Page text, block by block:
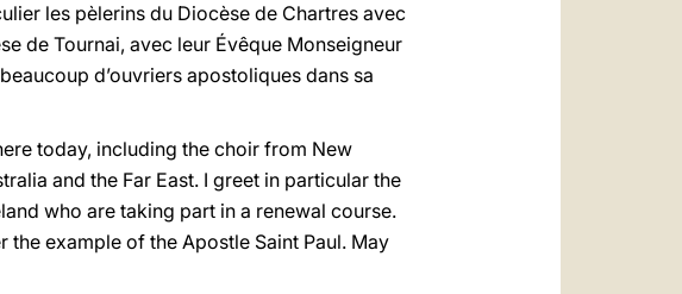
les pèlerins du Diocèse de Chartres avec
de Tournai, avec leur Évêque Monseigneur
d’ouvriers apostoliques dans sa
today, including the choir from New
and the Far East. I greet in particular the
who are taking part in a renewal course.
example of the Apostle Saint Paul. May